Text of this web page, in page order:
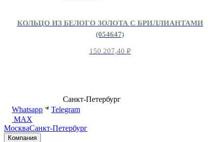
КОЛЬЦО ИЗ БЕЛОГО ЗОЛОТА С БРИЛЛИАНТАМИ
(054647)
150 207,40 ₽
Санкт-Петербург
Whatsapp
Telegram
MAX
МоскваСанкт-Петербург
Компания